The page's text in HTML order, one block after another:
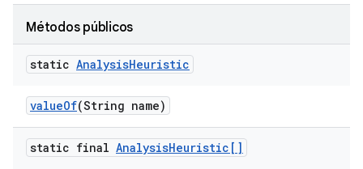
Métodos públicos
static AnalysisHeuristic
valueOf(String name)
static final AnalysisHeuristic[]